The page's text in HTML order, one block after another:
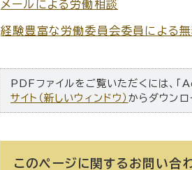
メールによる労働相談
経験豊富な労働委員会委員による
PDFファイルをご覧いただくには、
サイト（新しいウィンドウ） からダウンロ
このページに関する お問い合